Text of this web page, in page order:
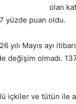
olan
yüzde puan oldu.
yılı Mayıs ayı
değişim olmadı.
içkiler ve tütün ile